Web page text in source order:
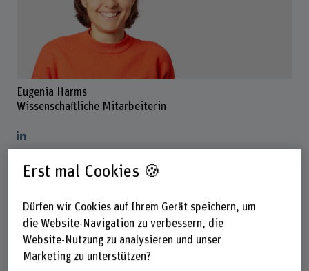
Eugenia Harms
Wissenschaftliche Mitarbeiterin
Kontakt
E-Mail anzeigen
www.bfh.ch/de/eugenia-harms
Erst mal Cookies 🍪
Dürfen wir Cookies auf Ihrem Gerät speichern, um
die Website-Navigation zu verbessern, die
Website-Nutzung zu analysieren und unser
Marketing zu unterstützen?